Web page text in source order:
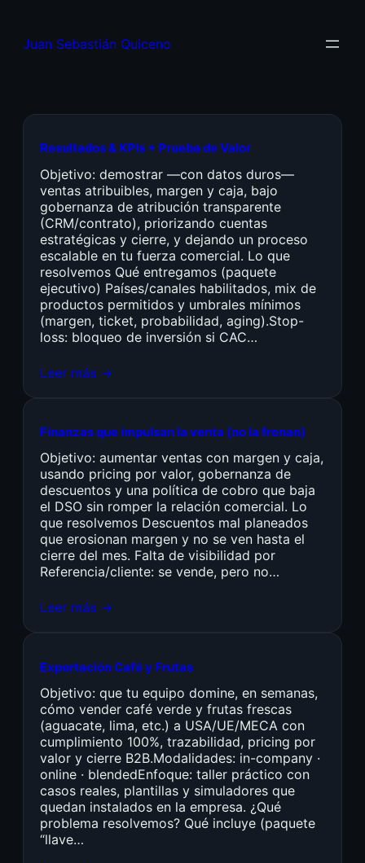
Juan Sebastián Quiceno
Resultados & KPIs + Prueba de Valor
Objetivo: demostrar —con datos duros—
ventas atribuibles, margen y caja, bajo
gobernanza de atribución transparente
(CRM/contrato), priorizando cuentas
estratégicas y cierre, y dejando un proceso
escalable en tu fuerza comercial. Lo que
resolvemos Qué entregamos (paquete
ejecutivo) Países/canales habilitados, mix de
productos permitidos y umbrales mínimos
(margen, ticket, probabilidad, aging).Stop-
loss: bloqueo de inversión si CAC…
Leer más →
Finanzas que impulsan la venta (no la frenan)
Objetivo: aumentar ventas con margen y caja,
usando pricing por valor, gobernanza de
descuentos y una política de cobro que baja
el DSO sin romper la relación comercial. Lo
que resolvemos Descuentos mal planeados
que erosionan margen y no se ven hasta el
cierre del mes. Falta de visibilidad por
Referencia/cliente: se vende, pero no…
Leer más →
Exportación Café y Frutas
Objetivo: que tu equipo domine, en semanas,
cómo vender café verde y frutas frescas
(aguacate, lima, etc.) a USA/UE/MECA con
cumplimiento 100%, trazabilidad, pricing por
valor y cierre B2B.Modalidades: in-company ·
online · blendedEnfoque: taller práctico con
casos reales, plantillas y simuladores que
quedan instalados en la empresa. ¿Qué
problema resolvemos? Qué incluye (paquete
“llave…